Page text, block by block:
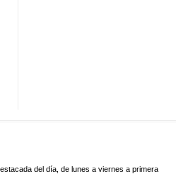
del día, de lunes a viernes a primera